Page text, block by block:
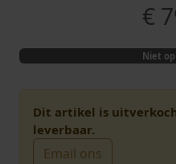
€
Niet
Dit artikel is
leverbaar.
Email ons